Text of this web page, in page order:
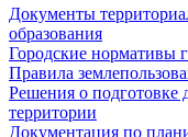
Документы
образования
Городские нормативы
Правила
Решения о подготовке
территории
Документация по